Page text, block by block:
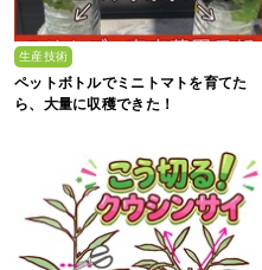
生産技術
ペットボトルでミニトマトを育てた
ら、大量に収穫できた！